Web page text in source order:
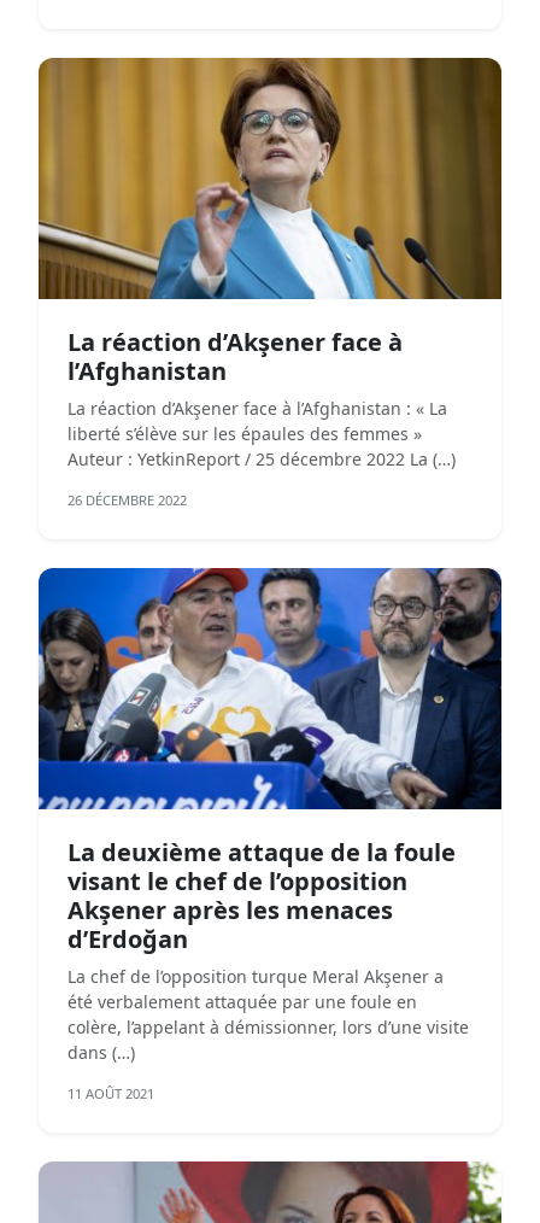
La réaction d’Akşener face à
l’Afghanistan
La réaction d’Akşener face à l’Afghanistan : « La
liberté s’élève sur les épaules des femmes »
Auteur : YetkinReport / 25 décembre 2022 La (…)
26 DÉCEMBRE 2022
La deuxième attaque de la foule
visant le chef de l’opposition
Akşener après les menaces
d’Erdoğan
La chef de l’opposition turque Meral Akşener a
été verbalement attaquée par une foule en
colère, l’appelant à démissionner, lors d’une visite
dans (…)
11 AOÛT 2021